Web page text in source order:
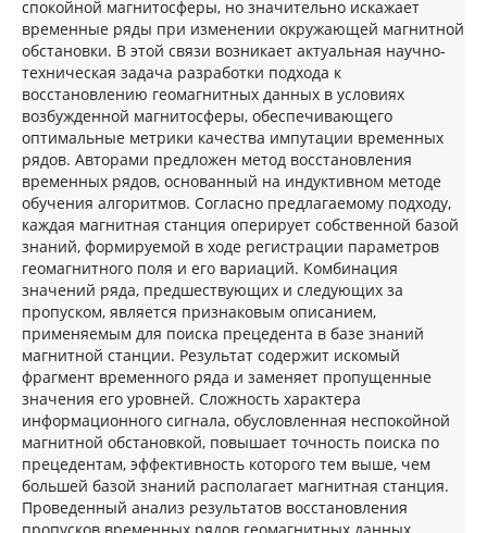
спокойной магнитосферы, но значительно искажает
временные ряды при изменении окружающей магнитной
обстановки. В этой связи возникает актуальная научно-
техническая задача разработки подхода к
восстановлению геомагнитных данных в условиях
возбужденной магнитосферы, обеспечивающего
оптимальные метрики качества импутации временных
рядов. Авторами предложен метод восстановления
временных рядов, основанный на индуктивном методе
обучения алгоритмов. Согласно предлагаемому подходу,
каждая магнитная станция оперирует собственной базой
знаний, формируемой в ходе регистрации параметров
геомагнитного поля и его вариаций. Комбинация
значений ряда, предшествующих и следующих за
пропуском, является признаковым описанием,
применяемым для поиска прецедента в базе знаний
магнитной станции. Результат содержит искомый
фрагмент временного ряда и заменяет пропущенные
значения его уровней. Сложность характера
информационного сигнала, обусловленная неспокойной
магнитной обстановкой, повышает точность поиска по
прецедентам, эффективность которого тем выше, чем
большей базой знаний располагает магнитная станция.
Проведенный анализ результатов восстановления
пропусков временных рядов геомагнитных данных,